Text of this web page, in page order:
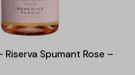
Riserva Spumant Rose –